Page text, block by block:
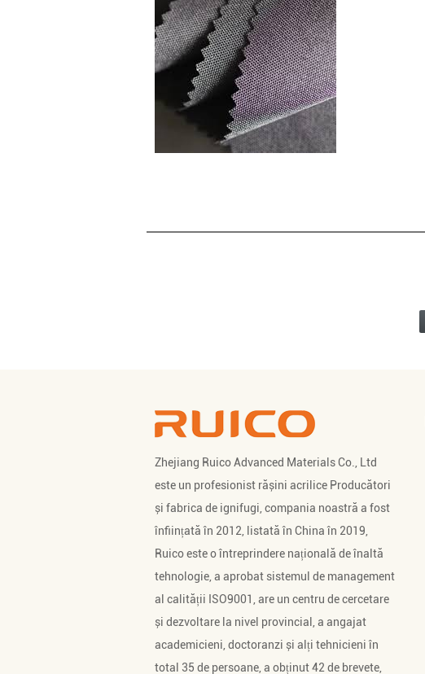
Zhejiang Ruico Advanced Materials Co., Ltd
este un profesionist rășini acrilice Producători
și fabrica de ignifugi, compania noastră a fost
înființată în 2012, listată în China în 2019,
Ruico este o întreprindere națională de înaltă
tehnologie, a aprobat sistemul de management
al calității ISO9001, are un centru de cercetare
și dezvoltare la nivel provincial, a angajat
academicieni, doctoranzi și alți tehnicieni în
total 35 de persoane, a obținut 42 de brevete,